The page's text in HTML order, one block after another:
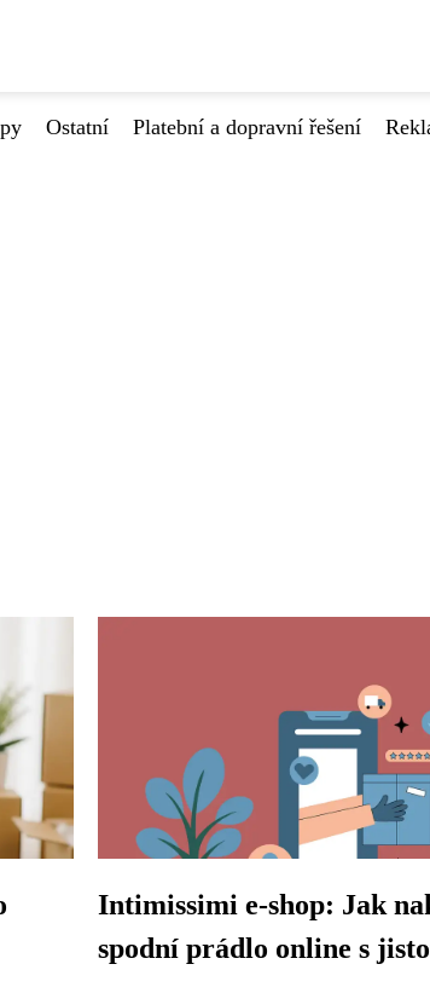
Ostatní Platební a dopravní řešení
Intimissimi e-shop: Jak
spodní prádlo online s